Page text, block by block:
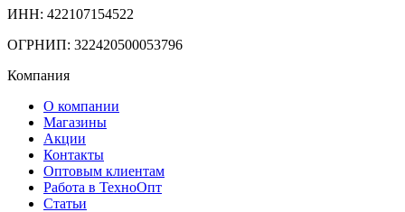
ИНН: 422107154522
ОГРНИП: 322420500053796
Компания
О компании
Магазины
Акции
Контакты
Оптовым клиентам
Работа в ТехноОпт
Статьи